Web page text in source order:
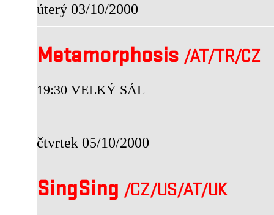
úterý 03/10/2000
Metamorphosis /AT/TR/CZ
19:30 VELKÝ SÁL
čtvrtek 05/10/2000
SingSing /CZ/US/AT/UK